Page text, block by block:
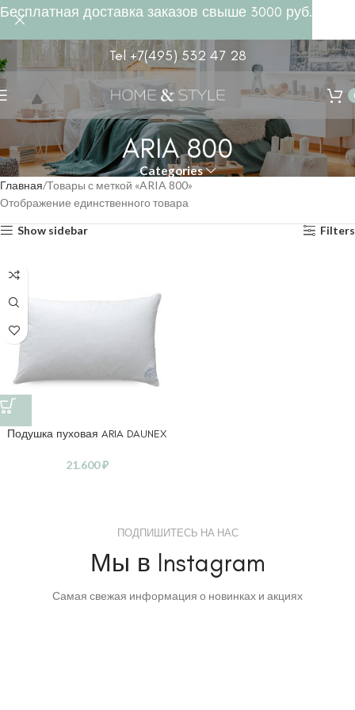
Tel +7(495) 532 47 28
ARIA 800
Categories
Главная Товары с меткой «ARIA 800»
Отображение единственного товара
Show sidebar Filters
Подушка пуховая ARIA DAUNEX
21.600₽
ПОДПИШИТЕСЬ НА НАС
Мы в Instagram
Самая свежая информация о новинках и акциях
Бесплатная доставка заказов свыше 3000 руб.